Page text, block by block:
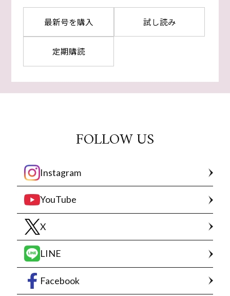
最新号を購入 試し読み
定期購読
FOLLOW US
Instagram
YouTube
X
LINE
Facebook